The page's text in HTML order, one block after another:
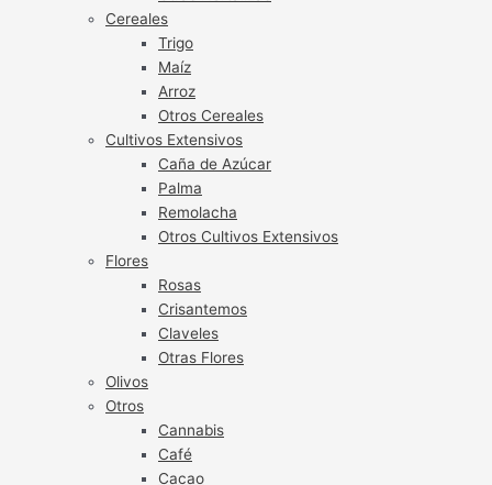
Cereales
Trigo
Maíz
Arroz
Otros Cereales
Cultivos Extensivos
Caña de Azúcar
Palma
Remolacha
Otros Cultivos Extensivos
Flores
Rosas
Crisantemos
Claveles
Otras Flores
Olivos
Otros
Cannabis
Café
Cacao